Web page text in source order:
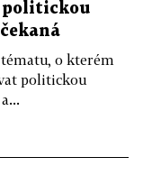
politickou
o kterém
politickou